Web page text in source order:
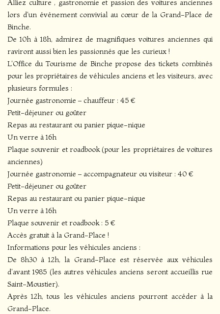
Alliez culture , gastronomie et passion des voitures anciennes
lors d'un événement convivial au cœur de la Grand-Place de
Binche.
De 10h à 18h, admirez de magnifiques voitures anciennes qui
raviront aussi bien les passionnés que les curieux !
L'Office du Tourisme de Binche propose des tickets combinés
pour les propriétaires de véhicules anciens et les visiteurs, avec
plusieurs formules :
Journée gastronomie – chauffeur : 45 €
Petit-déjeuner ou goûter
Repas au restaurant ou panier pique-nique
Un verre à 16h
Plaque souvenir et roadbook (pour les propriétaires de voitures
anciennes)
Journée gastronomie – accompagnateur ou visiteur : 40 €
Petit-déjeuner ou goûter
Repas au restaurant ou panier pique-nique
Un verre à 16h
Plaque souvenir et roadbook : 5 €
Accès gratuit à la Grand-Place !
Informations pour les véhicules anciens :
De 8h30 à 12h, la Grand-Place est réservée aux véhicules
d'avant 1985 (les autres véhicules anciens seront accueillis rue
Saint-Moustier).
Après 12h, tous les véhicules anciens pourront accéder à la
Grand-Place.